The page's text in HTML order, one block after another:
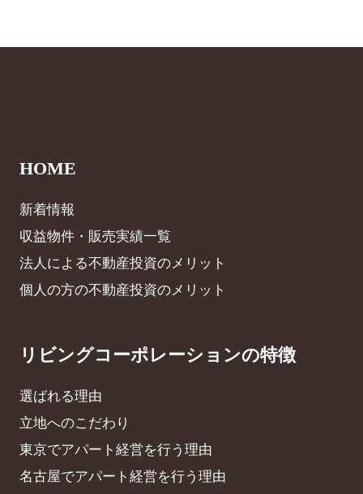
HOME
新着情報
収益物件・販売実績一覧
法人による不動産投資のメリット
個人の方の不動産投資のメリット
リビングコーポレーションの特徴
選ばれる理由
立地へのこだわり
東京でアパート経営を行う理由
名古屋でアパート経営を行う理由